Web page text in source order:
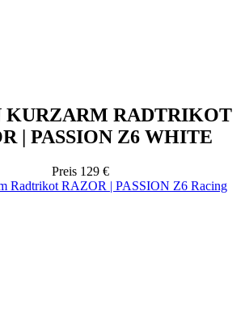
KURZARM RADTRIKOT
| PASSION Z6 WHITE
Preis129 €
Radtrikot RAZOR | PASSION Z6 Racing